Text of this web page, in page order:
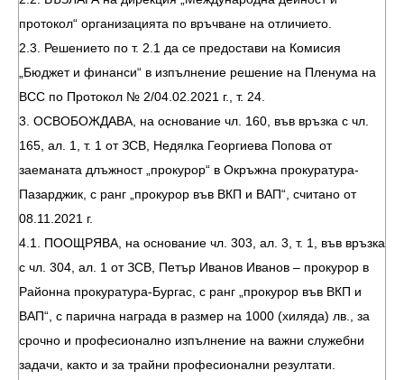
протокол“ организацията по връчване на отличието.
2.3. Решението по т. 2.1 да се предостави на Комисия
„Бюджет и финанси“ в изпълнение решение на Пленума на
ВСС по Протокол № 2/04.02.2021 г., т. 24.
3. ОСВОБОЖДАВА, на основание чл. 160, във връзка с чл.
165, ал. 1, т. 1 от ЗСВ, Недялка Георгиева Попова от
заеманата длъжност „прокурор“ в Окръжна прокуратура-
Пазарджик, с ранг „прокурор във ВКП и ВАП“, считано от
08.11.2021 г.
4.1. ПООЩРЯВА, на основание чл. 303, ал. 3, т. 1, във връзка
с чл. 304, ал. 1 от ЗСВ, Петър Иванов Иванов – прокурор в
Районна прокуратура-Бургас, с ранг „прокурор във ВКП и
ВАП“, с парична награда в размер на 1000 (хиляда) лв., за
срочно и професионално изпълнение на важни служебни
задачи, както и за трайни професионални резултати.